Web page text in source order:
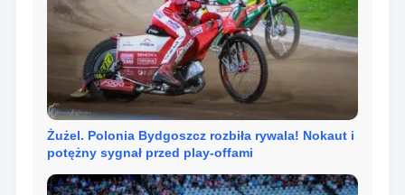
Żużel. Polonia Bydgoszcz rozbiła rywala! Nokaut i
potężny sygnał przed play-offami